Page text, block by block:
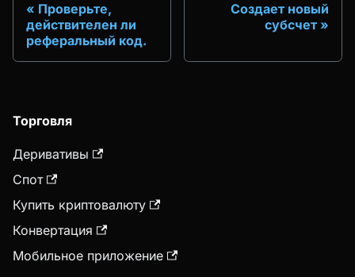
Проверьте,
действителен ли
реферальный код.
Создает новый
субсчет
Торговля
Деривативы
Спот
Купить криптовалюту
Конвертация
Мобильное приложение